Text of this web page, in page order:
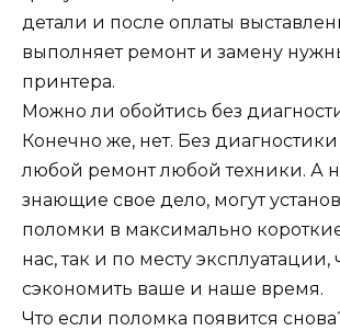
детали и после оплаты
выполняет ремонт и замену
принтера.
Можно ли обойтись без
Конечно же, нет. Без
любой ремонт любой техники. А
знающие свое дело, могут
поломки в максимально
нас, так и по месту эксплуатации,
сэкономить ваше и наше время.
Что если поломка появится